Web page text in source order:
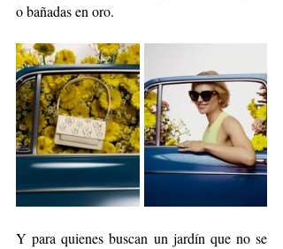
o bañadas en oro.
Y para quienes buscan un jardín que no se